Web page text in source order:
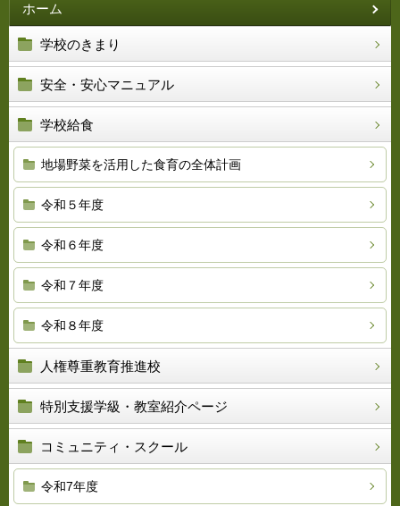
ホーム
学校のきまり
安全・安心マニュアル
学校給食
地場野菜を活用した食育の全体計画
令和５年度
令和６年度
令和７年度
令和８年度
人権尊重教育推進校
特別支援学級・教室紹介ページ
コミュニティ・スクール
令和7年度